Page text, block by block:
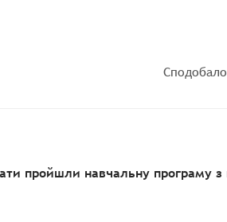
пройшли навчальну програму з